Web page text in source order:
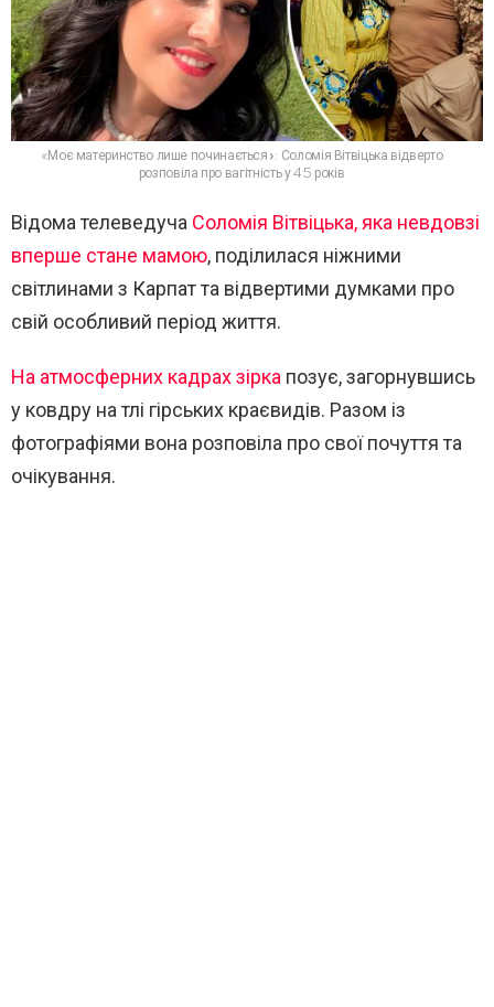
«Моє материнство лише починається»: Соломія Вітвіцька відверто
розповіла про вагітність у 45 років
Відома телеведуча Соломія Вітвіцька, яка невдовзі
вперше стане мамою, поділилася ніжними
світлинами з Карпат та відвертими думками про
свій особливий період життя.
На атмосферних кадрах зірка позує, загорнувшись
у ковдру на тлі гірських краєвидів. Разом із
фотографіями вона розповіла про свої почуття та
очікування.